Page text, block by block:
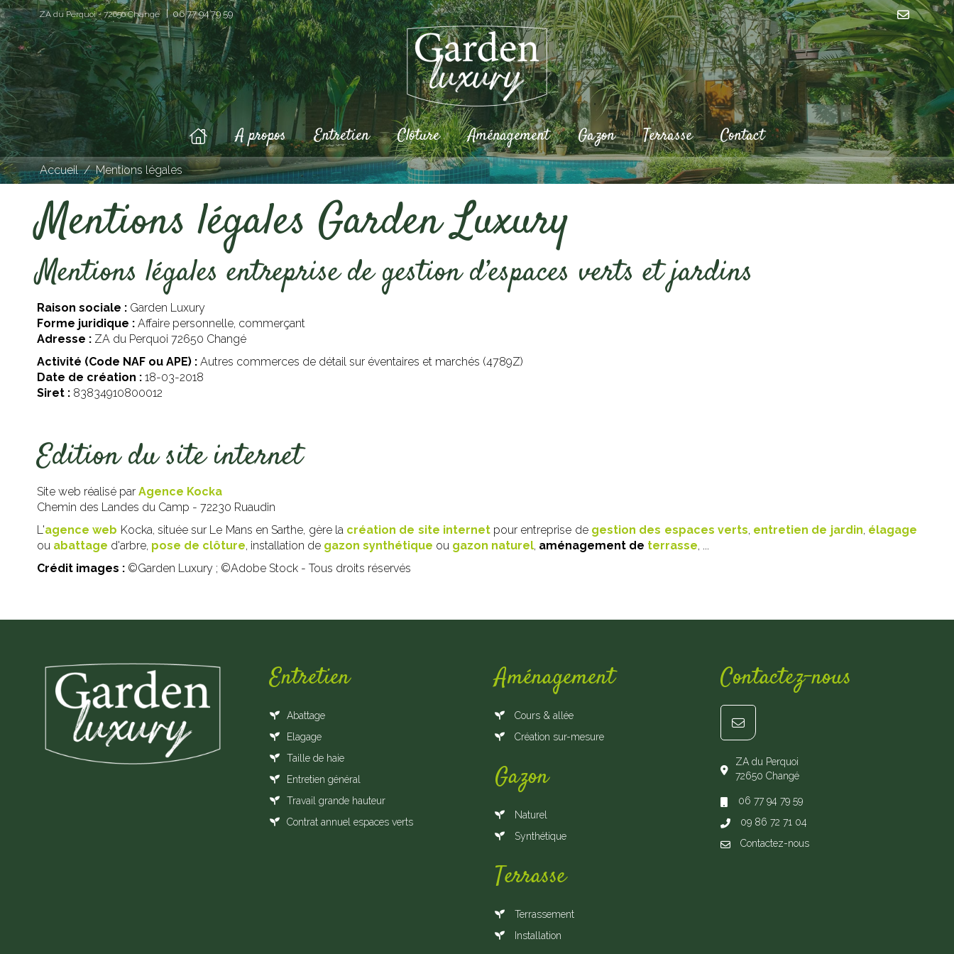
ZA du Perquoi - 72650 Changé | 06 77 94 79 59
A propos Entretien Clôture Aménagement Gazon Terrasse Contact
Accueil / Mentions légales
Mentions légales Garden Luxury
Mentions légales entreprise de gestion d’espaces verts et jardins
Raison sociale : Garden Luxury
Forme juridique : Affaire personnelle, commerçant
Adresse : ZA du Perquoi 72650 Changé
Activité (Code NAF ou APE) : Autres commerces de détail sur éventaires et marchés (4789Z)
Date de création : 18-03-2018
Siret : 83834910800012
Edition du site internet
Site web réalisé par Agence Kocka
Chemin des Landes du Camp - 72230 Ruaudin
L'agence web Kocka, située sur Le Mans en Sarthe, gère la création de site internetpour entreprise de gestion des espaces verts, entretien de jardin, élagage
ou abattage d'arbre, pose de clôture, installation de gazon synthétique ou gazon naturel, aménagement de terrasse, ...
Crédit images : ©Garden Luxury ; ©Adobe Stock - Tous droits réservés
Entretien
Abattage
Elagage
Taille de haie
Entretien général
Travail grande hauteur
Contrat annuel espaces verts
Aménagement
Cours & allée
Création sur-mesure
Gazon
Naturel
Synthétique
Terrasse
Terrassement
Installation
Contactez-nous
ZA du Perquoi
72650 Changé
06 77 94 79 59
09 86 72 71 04
Contactez-nous